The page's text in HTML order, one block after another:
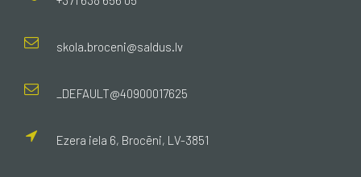
skola.broceni@saldus.lv
_DEFAULT@40900017625
Ezera iela 6, Brocēni, LV-3851